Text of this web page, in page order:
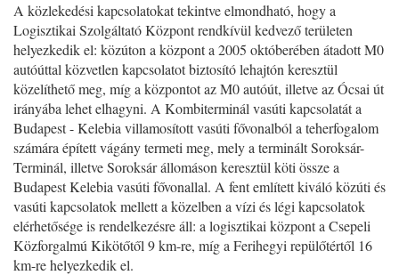
A közlekedési kapcsolatokat tekintve elmondható, hogy a
Logisztikai Szolgáltató Központ rendkívül kedvező területen
helyezkedik el: közúton a központ a 2005 októberében átadott M0
autóúttal közvetlen kapcsolatot biztosító lehajtón keresztül
közelíthető meg, míg a központot az M0 autóút, illetve az Ócsai út
irányába lehet elhagyni. A Kombiterminál vasúti kapcsolatát a
Budapest - Kelebia villamosított vasúti fővonalból a teherfogalom
számára épített vágány termeti meg, mely a terminált Soroksár-
Terminál, illetve Soroksár állomáson keresztül köti össze a
Budapest Kelebia vasúti fővonallal. A fent említett kiváló közúti és
vasúti kapcsolatok mellett a közelben a vízi és légi kapcsolatok
elérhetősége is rendelkezésre áll: a logisztikai központ a Csepeli
Közforgalmú Kikötőtől 9 km-re, míg a Ferihegyi repülőtértől 16
km-re helyezkedik el.